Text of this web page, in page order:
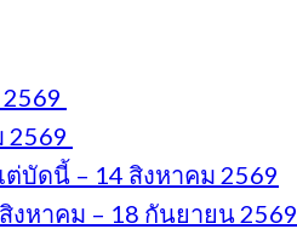
2569
บัดนี้ – 14 สิงหาคม 2569
งหาคม – 18 กันยายน 2569